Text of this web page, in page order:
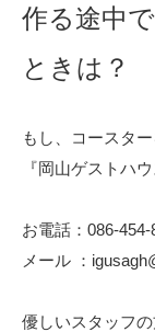
作る途中
ときは？
もし、コースタ
『岡山ゲストハ
お電話：086-454-
メール ：
優しいスタッフ